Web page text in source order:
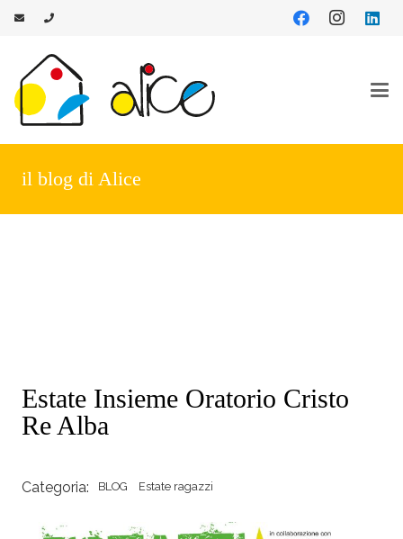
il blog di Alice
Estate Insieme Oratorio Cristo
Re Alba
Categoria: BLOG Estate ragazzi